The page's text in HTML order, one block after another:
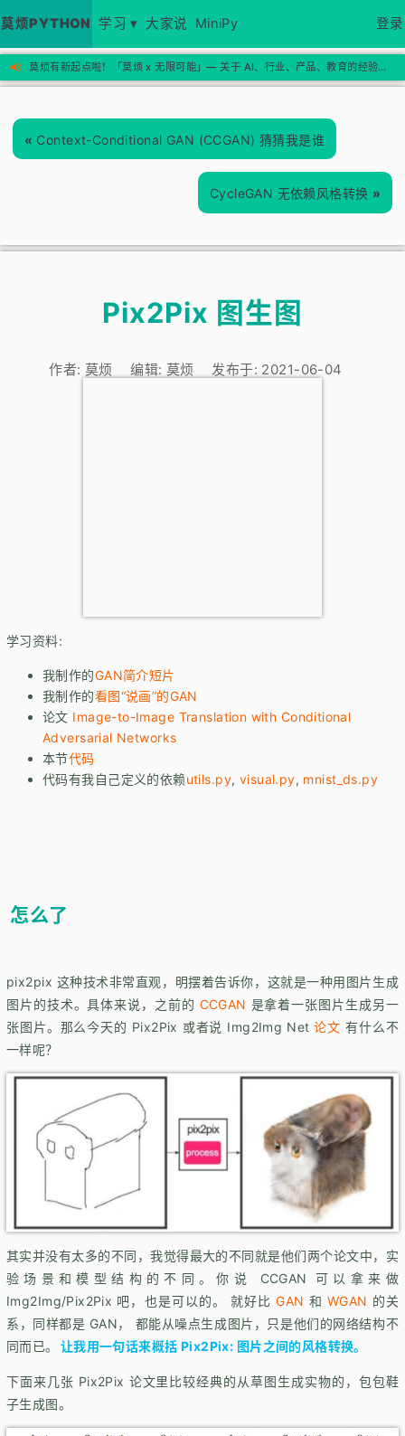
莫烦PYTHON 学习 ▾ 大家说 MiniPy 登录
📢 莫烦有新起点啦！「莫烦 x 无限可能」— 关于 AI、行业、产品、教育的经验思考，欢迎来新站看看 →
« Context-Conditional GAN (CCGAN) 猜猜我是谁
CycleGAN 无依赖风格转换 »
Pix2Pix 图生图
作者:莫烦 编辑:莫烦 发布于: 2021-06-04
学习资料:
我制作的GAN简介短片
我制作的看图 说画 的GAN
论文 Image-to-Image Translation with Conditional
Adversarial Networks
本节代码
代码有我自己定义的依赖utils.py, visual.py, mnist_ds.py
怎么了
pix2pix 这种技术非常直观，明摆着告诉你，这就是一种用图片生成
图片的技术。具体来说，之前的 CCGAN 是拿着一张图片生成另一
张图片。那么今天的 Pix2Pix 或者说 Img2Img Net论文 有什么不
一样呢？
其实并没有太多的不同，我觉得最大的不同就是他们两个论文中，实
验场景和模型结构的不同。你说 CCGAN 可以拿来做
Img2Img/Pix2Pix 吧，也是可以的。 就好比GAN 和 WGAN 的关
系，同样都是 GAN， 都能从噪点生成图片，只是他们的网络结构不
同而已。
让我用一句话来概括 Pix2Pix: 图片之间的风格转换。
下面来几张 Pix2Pix 论文里比较经典的从草图生成实物的，包包鞋
子生成图。